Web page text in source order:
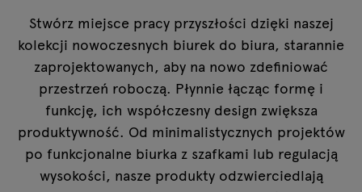
Stwórz miejsce pracy przyszłości dzięki naszej
kolekcji nowoczesnych biurek do biura, starannie
zaprojektowanych, aby na nowo zdefiniować
przestrzeń roboczą. Płynnie łącząc formę i
funkcję, ich współczesny design zwiększa
produktywność. Od minimalistycznych projektów
po funkcjonalne biurka z szafkami lub regulacją
wysokości, nasze produkty odzwierciedlają